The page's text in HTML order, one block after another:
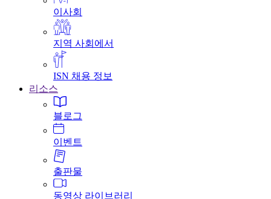
이사회
지역 사회에서
ISN 채용 정보
리소스
블로그
이벤트
출판물
동영상 라이브러리